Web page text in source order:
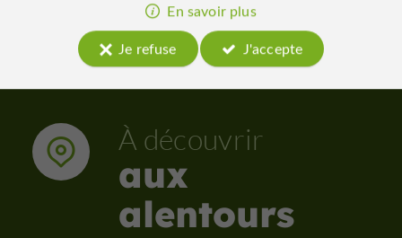
À découvrir
aux
alentours
En savoir plus
Je refuse
J'accepte